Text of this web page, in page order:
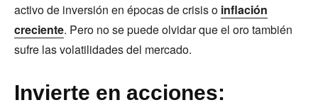
activo de inversión en épocas de crisis o inflación
creciente. Pero no se puede olvidar que el oro también
sufre las volatilidades del mercado.
Invierte en acciones: